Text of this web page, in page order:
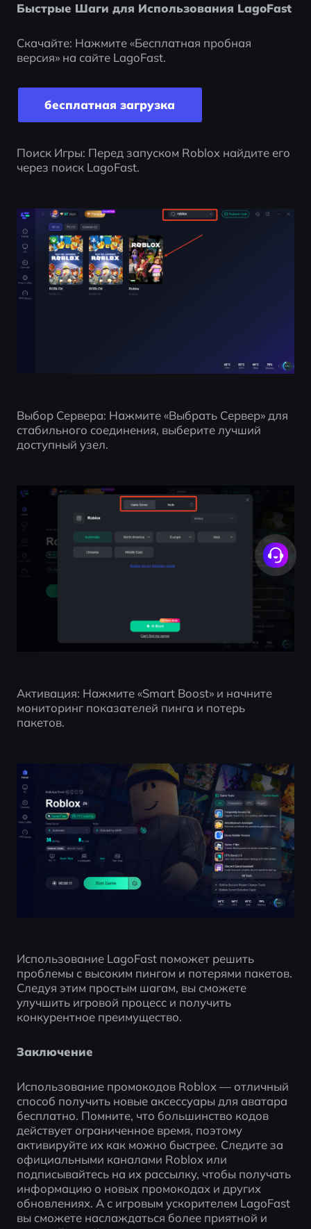
Быстрые Шаги для Использования LagoFast
Скачайте: Нажмите «Бесплатная пробная
версия» на сайте LagoFast.
бесплатная загрузка
Поиск Игры: Перед запуском Roblox найдите его
через поиск LagoFast.
Выбор Сервера: Нажмите «Выбрать Сервер» для
стабильного соединения, выберите лучший
доступный узел.
Активация: Нажмите «Smart Boost» и начните
мониторинг показателей пинга и потерь
пакетов.
Использование LagoFast поможет решить
проблемы с высоким пингом и потерями пакетов.
Следуя этим простым шагам, вы сможете
улучшить игровой процесс и получить
конкурентное преимущество.
Заключение
Использование промокодов Roblox — отличный
способ получить новые аксессуары для аватара
бесплатно. Помните, что большинство кодов
действует ограниченное время, поэтому
активируйте их как можно быстрее. Следите за
официальными каналами Roblox или
подписывайтесь на их рассылку, чтобы получать
информацию о новых промокодах и других
обновлениях. А с игровым ускорителем LagoFast
вы сможете наслаждаться более приятной и